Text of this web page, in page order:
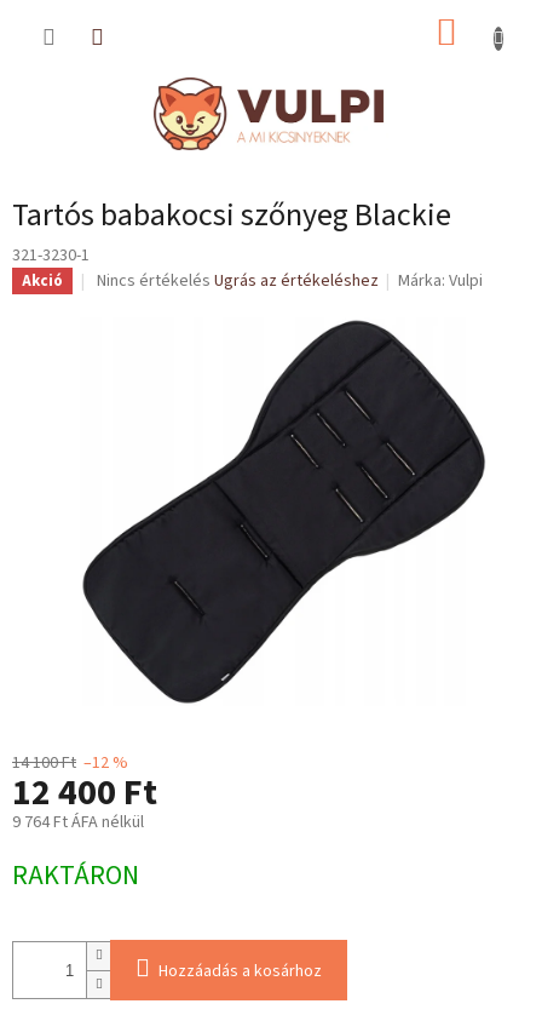
KOSÁR
Tartós babakocsi szőnyeg Blackie
321-3230-1
Akció
A
Nincs értékelés Ugrás az értékeléshez Márka:Vulpi
14 100 Ft –12 %
12 400 Ft
9 764 Ft ÁFA nélkül
Egységár:
RAKTÁRON
Hozzáadás a kosárhoz